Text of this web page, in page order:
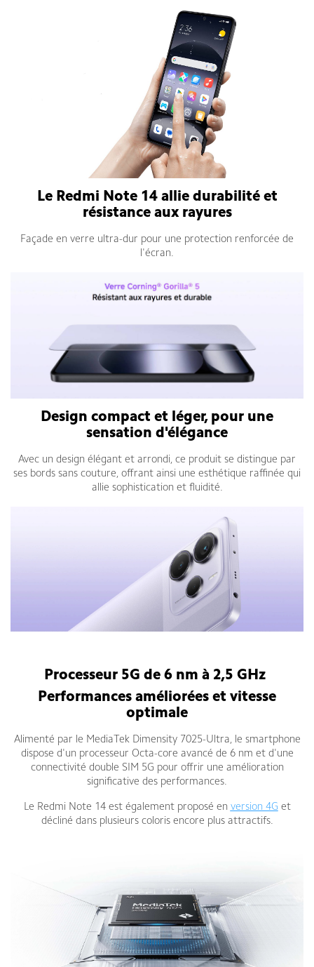
Le Redmi Note 14 allie durabilité et
résistance aux rayures
Façade en verre ultra-dur pour une protection renforcée de
l'écran.
Design compact et léger, pour une
sensation d'élégance
Avec un design élégant et arrondi, ce produit se distingue par
ses bords sans couture, offrant ainsi une esthétique raffinée qui
allie sophistication et fluidité.
Processeur 5G de 6 nm à 2,5 GHz
Performances améliorées et vitesse
optimale
Alimenté par le MediaTek Dimensity 7025-Ultra, le smartphone
dispose d'un processeur Octa-core avancé de 6 nm et d'une
connectivité double SIM 5G pour offrir une amélioration
significative des performances.
Le Redmi Note 14 est également proposé en version 4G et
décliné dans plusieurs coloris encore plus attractifs.